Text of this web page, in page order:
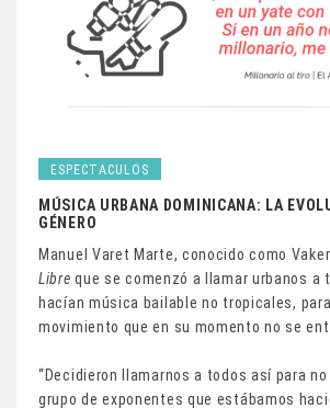
ESPECTACULOS
MÚSICA URBANA DOMINICANA: LA
GÉNERO
Manuel Varet Marte, conocido como
Libre que se comenzó a llamar urbanos a
hacían música bailable no tropicales,
movimiento que en su momento no se
“Decidieron llamarnos a todos así para
grupo de exponentes que estábamos